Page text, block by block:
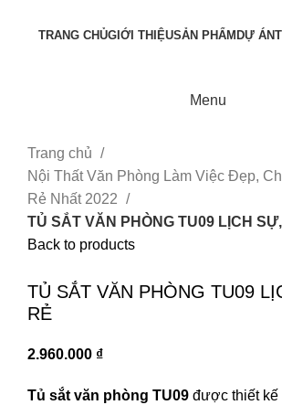
TRANG CHỦGIỚI THIỆUSẢN PHẨM DỰ ÁN
Menu
Trang chủ
Nội Thất Văn Phòng Làm Việc Đẹp,
Rẻ Nhất 2022
TỦ SẮT VĂN PHÒNG TU09 LỊCH
Back to products
TỦ SẮT VĂN PHÒNG TU09
RẺ
2.960.000 ₫
Tủ sắt văn phòng TU09 được thiết kế